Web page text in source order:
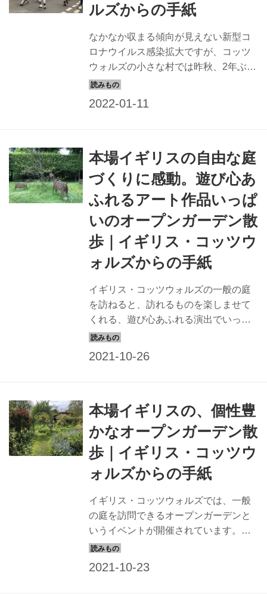
ルズからの手紙
なかなか収まる傾向が見えない新型コ
ロナウイルス感染拡大ですが、コッツ
ウォルズの小さな村では昨秋、2年ぶり
に村祭りが開催されました。厳しい制
本場イギリスの自由な庭
づくりに感動。遊び心あ
ふれるアート作品いっぱ
いのオープンガーデン散
歩｜イギリス・コッツウ
ォルズからの手紙
イギリス・コッツウォルズの一般の庭
を訪ねると、訪れるものを楽しませて
くれる、遊び心あふれる演出でいっぱ
いです。ロンドンからコッツウォルズ
本場イギリスの、個性豊
かなオープンガーデン散
歩｜イギリス・コッツウ
ォルズからの手紙
イギリス・コッツウォルズでは、一般
の庭を訪問できるオープンガーデンと
いうイベントが開催されています。ロ
ックダウンで中止されていましたが、